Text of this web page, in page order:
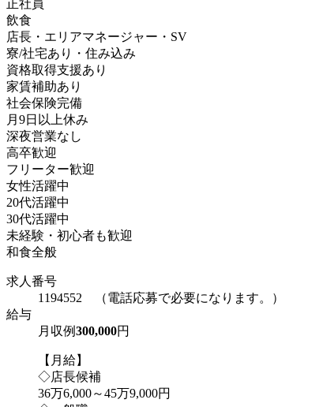
正社員
飲食
店長・エリアマネージャー・SV
寮/社宅あり・住み込み
資格取得支援あり
家賃補助あり
社会保険完備
月9日以上休み
深夜営業なし
高卒歓迎
フリーター歓迎
女性活躍中
20代活躍中
30代活躍中
未経験・初心者も歓迎
和食全般
求人番号
1194552 （電話応募で必要になります。）
給与
月収例300,000円
【月給】
◇店長候補
36万6,000～45万9,000円